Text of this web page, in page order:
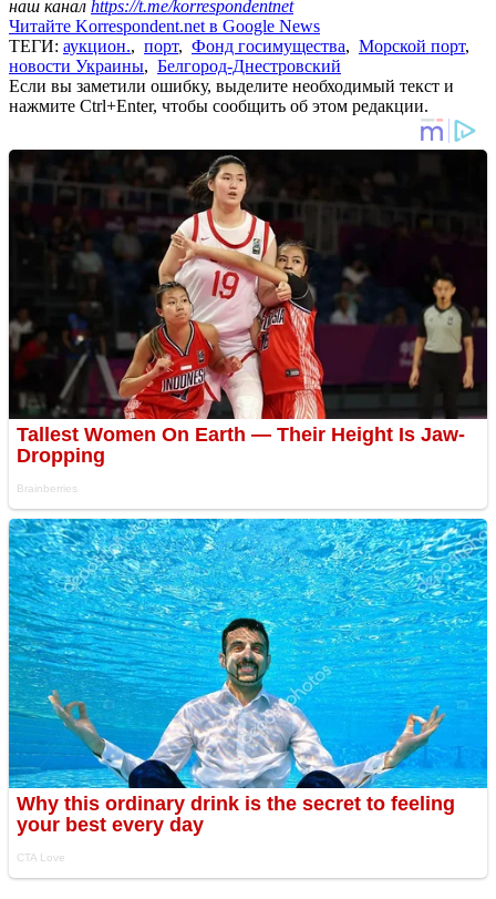
наш канал https://t.me/korrespondentnet
Читайте Korrespondent.net в Google News
ТЕГИ: аукцион., порт, Фонд госимущества, Морской порт,
новости Украины, Белгород-Днестровский
Если вы заметили ошибку, выделите необходимый текст и
нажмите Ctrl+Enter, чтобы сообщить об этом редакции.